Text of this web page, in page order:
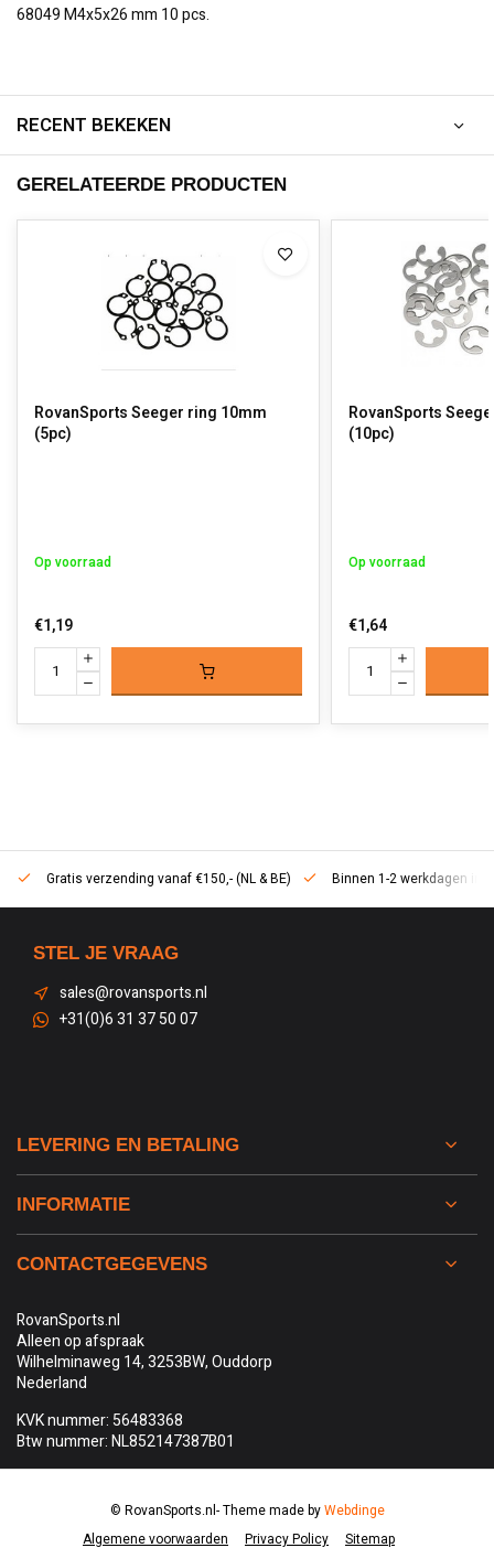
68049 M4x5x26 mm 10 pcs.
RECENT BEKEKEN
GERELATEERDE PRODUCTEN
RovanSports Seeger ring 10mm
(5pc)
Op voorraad
€1,19
RovanSports
(10pc)
Op voorraad
€1,64
Gratis verzending vanaf €150,- (NL & BE) Binnen 1-2 werkdagen in
STEL JE VRAAG
sales@rovansports.nl
+31(0)6 31 37 50 07
LEVERING EN BETALING
INFORMATIE
CONTACTGEGEVENS
RovanSports.nl
Alleen op afspraak
Wilhelminaweg 14, 3253BW, Ouddorp
Nederland
KVK nummer: 56483368
Btw nummer: NL852147387B01
Algemene voorwaarden Privacy Policy Sitemap
© RovanSports.nl- Theme made byWebdinge